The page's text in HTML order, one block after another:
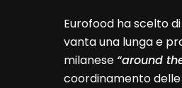
Eurofood ha scelto
vanta una lunga e
milanese“around
coordinamento